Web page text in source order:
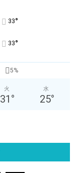
33°
33°
5%
火
31 °
水
25°